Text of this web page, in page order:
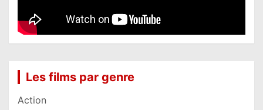
Les films par genre
Action